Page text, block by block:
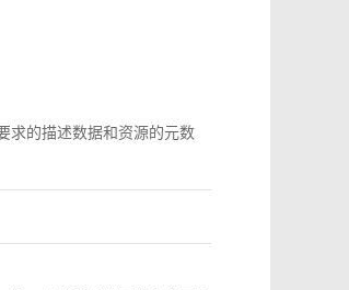
求的描述数据和资源的元数